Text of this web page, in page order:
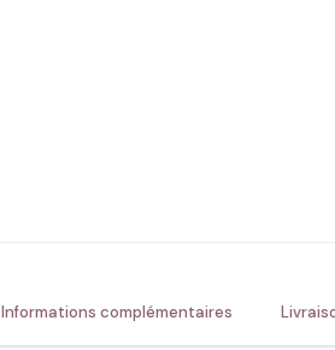
Informations complémentaires